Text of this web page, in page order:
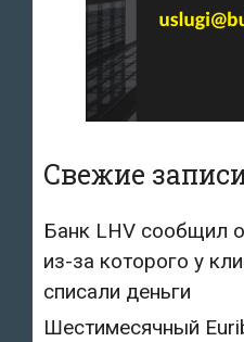
Свежие
Банк LHV сообщил
из-за которого у
списали деньги
Шестимесячный